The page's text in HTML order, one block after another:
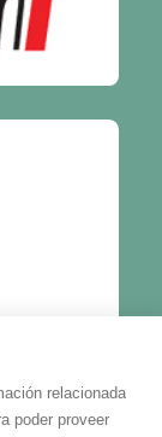
relacionada
poder proveer